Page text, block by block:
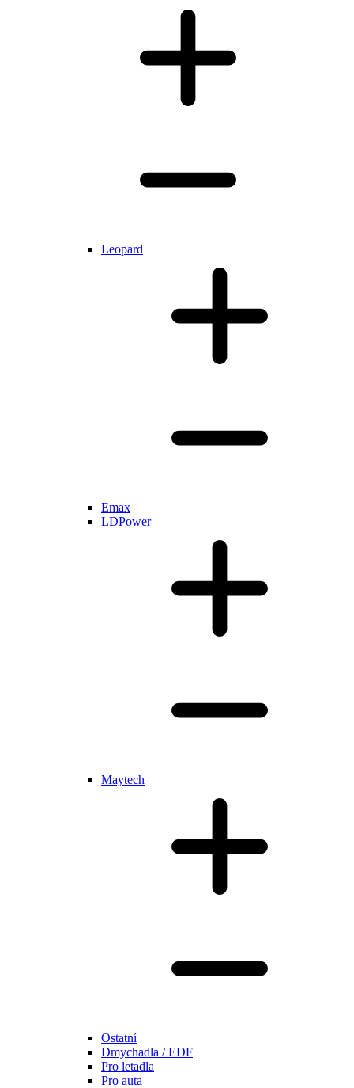
Leopard
Emax
LDPower
Maytech
Ostatní
Dmychadla / EDF
Pro letadla
Pro auta